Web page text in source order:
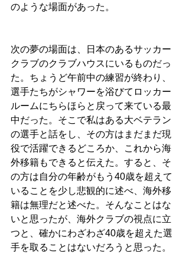
のような場面があった。
次の夢の場面は、日本のあるサッカー
クラブのクラブハウスにいるものだっ
た。ちょうど午前中の練習が終わり、
選手たちがシャワーを浴びてロッカー
ルームにちらほらと戻って来ている最
中だった。そこで私はある大ベテラン
の選手と話をし、その方はまだまだ現
役で活躍できるどころか、これから海
外移籍もできると伝えた。すると、そ
の方は自分の年齢がもう40歳を超えて
いることを少し悲観的に述べ、海外移
籍は無理だと述べた。そんなことはな
いと思ったが、海外クラブの視点に立
つと、確かにわざわざ40歳を超えた選
手を取ることはないだろうと思った。